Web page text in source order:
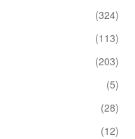
(324)
(113)
(203)
(5)
(28)
(12)